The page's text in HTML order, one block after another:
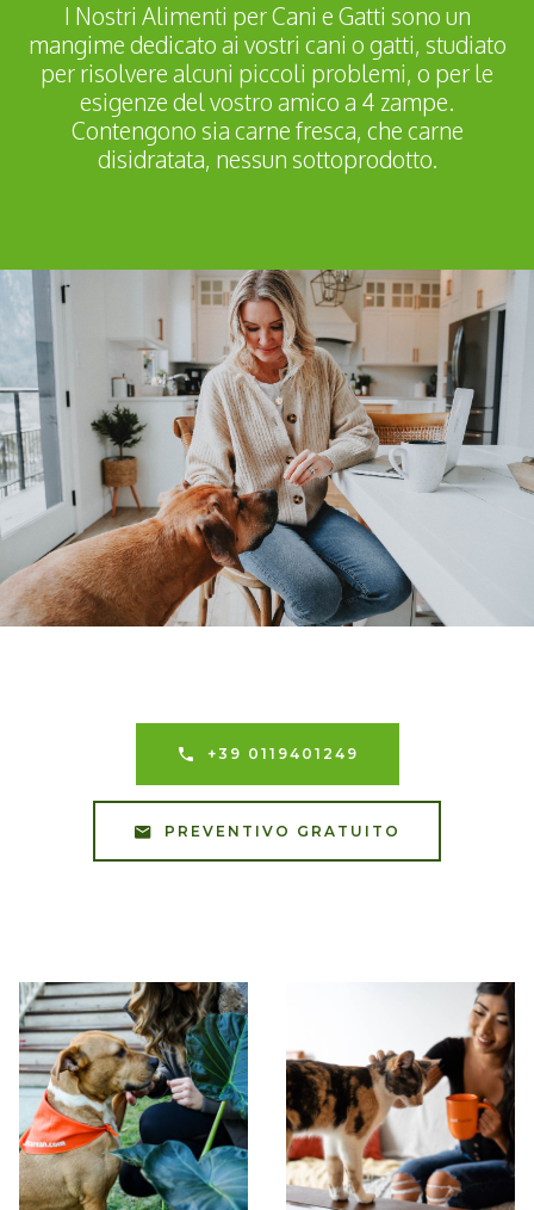
I Nostri Alimenti per Cani e Gatti sono un
mangime dedicato ai vostri cani o gatti, studiato
per risolvere alcuni piccoli problemi, o per le
esigenze del vostro amico a 4 zampe.
Contengono sia carne fresca, che carne
disidratata, nessun sottoprodotto.
+39 0119401249
PREVENTIVO GRATUITO